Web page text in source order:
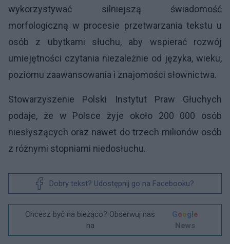
wykorzystywać silniejszą świadomość
morfologiczną w procesie przetwarzania tekstu u
osób z ubytkami słuchu, aby wspierać rozwój
umiejętności czytania niezależnie od języka, wieku,
poziomu zaawansowania i znajomości słownictwa.
Stowarzyszenie Polski Instytut Praw Głuchych
podaje, że w Polsce żyje około 200 000 osób
niesłyszących oraz nawet do trzech milionów osób
z różnymi stopniami niedosłuchu.
Dobry tekst? Udostępnij go na Facebooku?
Chcesz być na bieżąco? Obserwuj nas
na
Google
News